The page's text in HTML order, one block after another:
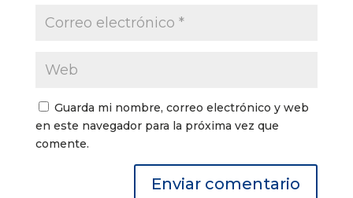
Guarda mi nombre, correo electrónico y web
en este navegador para la próxima vez que
comente.